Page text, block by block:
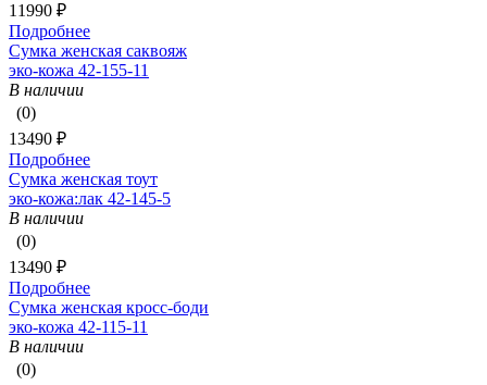
11990 ₽
Подробнее
Сумка женская саквояж
эко-кожа 42-155-11
В наличии
(0)
13490 ₽
Подробнее
Сумка женская тоут
эко-кожа:лак 42-145-5
В наличии
(0)
13490 ₽
Подробнее
Сумка женская кросс-боди
эко-кожа 42-115-11
В наличии
(0)